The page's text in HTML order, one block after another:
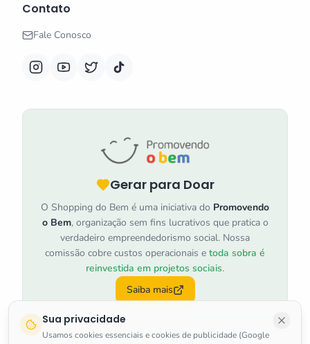
Sua privacidade
Usamos cookies essenciais e cookies de publicidade (Google
Contato
Fale Conosco
Gerar para Doar
O Shopping do Bem é uma iniciativa do Promovendo
o Bem, organização sem fins lucrativos que pratica o
verdadeiro empreendedorismo social. Nossa
comissão cobre custos operacionais e toda sobra é
reinvestida em projetos sociais.
Saiba mais